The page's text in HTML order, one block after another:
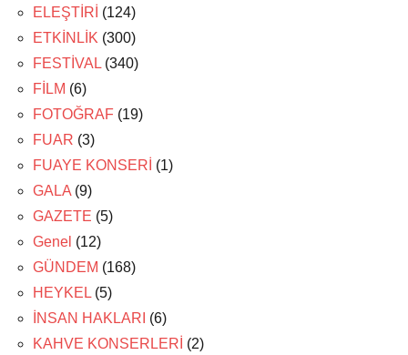
ELEŞTİRİ (124)
ETKİNLİK (300)
FESTİVAL (340)
FİLM (6)
FOTOĞRAF (19)
FUAR (3)
FUAYE KONSERİ (1)
GALA (9)
GAZETE (5)
Genel (12)
GÜNDEM (168)
HEYKEL (5)
İNSAN HAKLARI (6)
KAHVE KONSERLERİ (2)